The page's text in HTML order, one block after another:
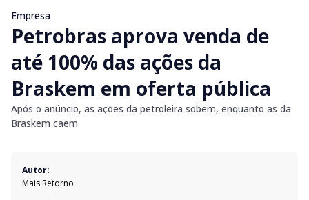
Empresa
Petrobras aprova venda de
até 100% das ações da
Braskem em oferta pública
Após o anúncio, as ações da petroleira sobem, enquanto as da
Braskem caem
Autor:
Mais Retorno